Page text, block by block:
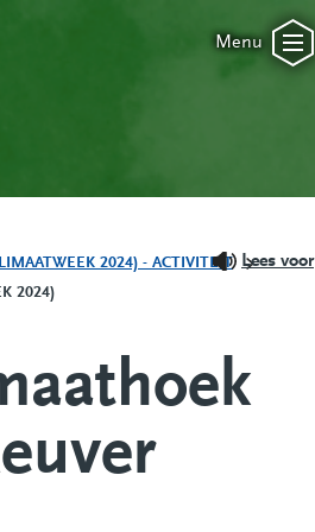
Menu
2024) - ACTIVITEIT
2024)
Lees voor